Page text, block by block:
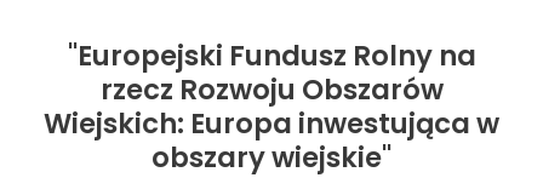
"Europejski Fundusz Rolny na
rzecz Rozwoju Obszarów
Wiejskich: Europa inwestująca w
obszary wiejskie"